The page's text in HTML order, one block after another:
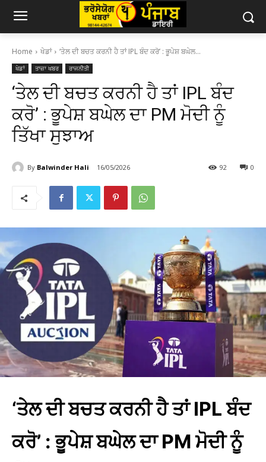
Home ਖੇਡਾਂ ‘ਤੇਲ ਦੀ ਬਚਤ ਕਰਨੀ ਹੈ ਤਾਂ IPL ਬੰਦ ਕਰੋ’ : ਭੂਪੇਸ਼ ਬਘੇਲ...
ਖੇਡਾਂ ਤਾਜ਼ਾ ਖਬਰ ਰਾਜਨੀਤੀ
‘ਤੇਲ ਦੀ ਬਚਤ ਕਰਨੀ ਹੈ ਤਾਂ IPL ਬੰਦ
ਕਰੋ’ : ਭੂਪੇਸ਼ ਬਘੇਲ ਦਾ PM ਮੋਦੀ ਨੂੰ
ਤਿੱਖਾ ਸੁਝਾਅ
By Balwinder Hali 16/05/2026 0
92
‘ਤੇਲ ਦੀ ਬਚਤ ਕਰਨੀ ਹੈ ਤਾਂ IPL ਬੰਦ
ਕਰੋ’ : ਭੂਪੇਸ਼ ਬਘੇਲ ਦਾ PM ਮੋਦੀ ਨੂੰ